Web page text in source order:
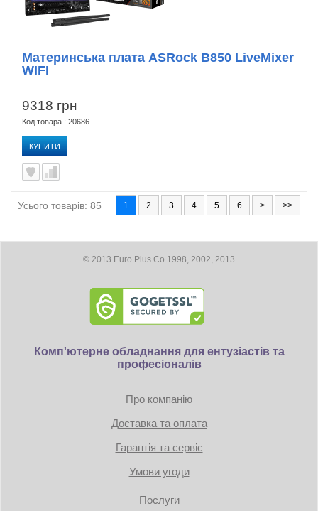
9318 грн
Код товара : 20686
КУПИТИ
Материнська плата ASRock B850 LiveMixer
WIFI
1 2 3 4 5 6 > >>
Усього товарів: 85
© 2013 Euro Plus Co 1998, 2002, 2013
Комп'ютерне обладнання для ентузіастів та
професіоналів
Про компанію
Доставка та оплата
Гарантія та сервіс
Умови угоди
Послуги